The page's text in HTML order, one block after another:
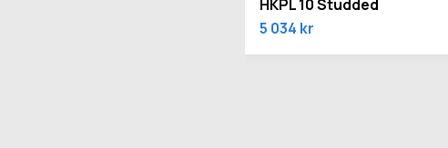
HKPL 10 Studded
5 034 kr